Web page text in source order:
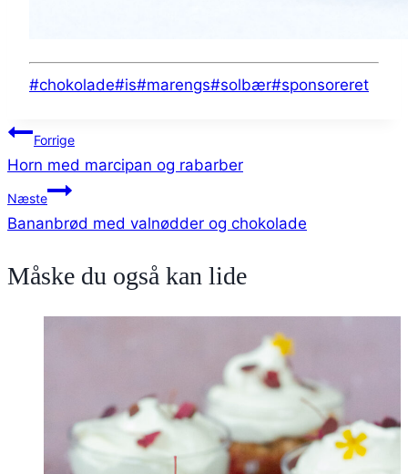
Indlæg-
#chokolade#is#marengs#solbær#sponsoreret
Indlægsnavigation
Forrige
Horn med marcipan og rabarber
Næste
Bananbrød med valnødder og chokolade
Måske du også kan lide